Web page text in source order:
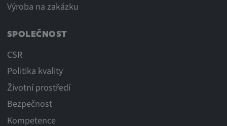
Výroba na zakázku
SPOLEČNOST
CSR
Politika kvality
Životní prostředí
Bezpečnost
Kompetence